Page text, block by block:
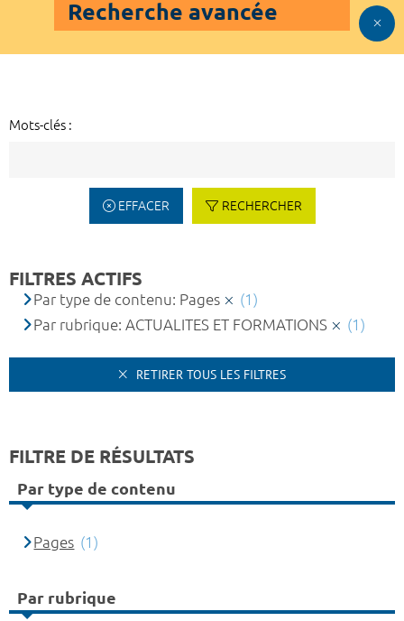
Recherche avancée
Mots-clés :
EFFACER RECHERCHER
FILTRES ACTIFS
Par type de contenu: Pages
(1)
Par rubrique: ACTUALITES ET FORMATIONS
(1)
RETIRER TOUS LES FILTRES
FILTRE DE RÉSULTATS
Par type de contenu
Pages (1)
Par rubrique